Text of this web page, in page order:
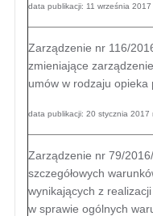
data publikacji: 11 września 2017
Zarządzenie nr 116/
zmieniające
umów w rodzaju opieka
data publikacji: 20 stycznia 2017
Zarządzenie nr 79/
szczegółowych
wynikających z
w sprawie ogólnych